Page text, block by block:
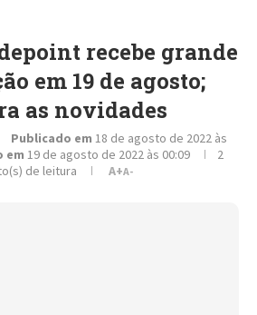
recebe grande
em 19 de agosto;
as novidades
Publicado em 18 de agosto de 2022 às
em 19 de agosto de 2022 às 00:09
2
de leitura
A+A-